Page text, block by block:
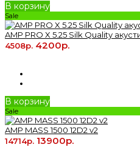
В корзину
Sale
AMP PRO X 5.25 Silk Quality
4508р. 4200р.
В корзину
Sale
AMP MASS 1500 12D2 v2
14714р. 13900р.